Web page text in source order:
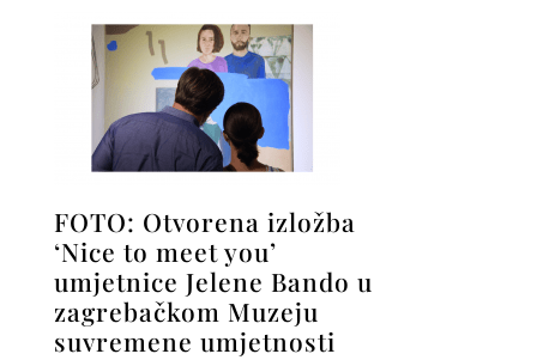
FOTO: Otvorena izložba
‘Nice to meet you’
umjetnice Jelene Bando u
zagrebačkom Muzeju
suvremene umjetnosti